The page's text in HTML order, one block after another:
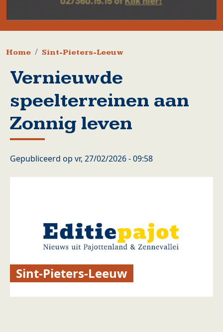
Kruimelpad
Home Sint-Pieters-Leeuw
Vernieuwde
speelterreinen aan
Zonnig leven
Gepubliceerd op vr, 27/02/2026 - 09:58
Sint-Pieters-Leeuw